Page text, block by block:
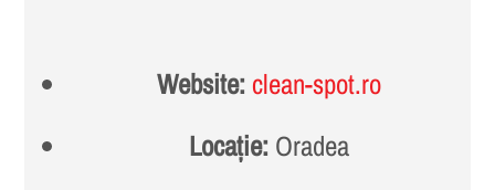
Website: clean-spot.ro
Locație: Oradea